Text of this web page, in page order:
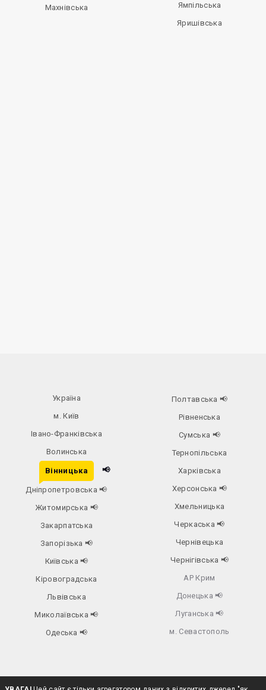
Махнівська
Ямпільська
Яришівська
Україна
м. Київ
Івано-Франківська
Волинська
Вінницька 📢
Дніпропетровська📢
Житомирська 📢
Закарпатська
Запорізька 📢
Київська📢
Кіровоградська
Львівська
Миколаївська📢
Одеська📢
Полтавська 📢
Рівненська
Сумська 📢
Тернопільська
Харківська
Херсонська 📢
Хмельницька
Черкаська📢
Чернівецька
Чернігівська 📢
АР Крим
Донецька 📢
Луганська 📢
м. Севастополь